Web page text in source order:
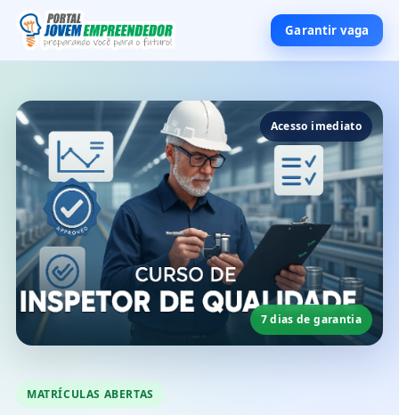
Garantir vaga
MATRÍCULAS ABERTAS
Acesso imediato
7 dias de garantia